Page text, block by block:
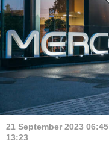
21 September 2023 06:45
13:23